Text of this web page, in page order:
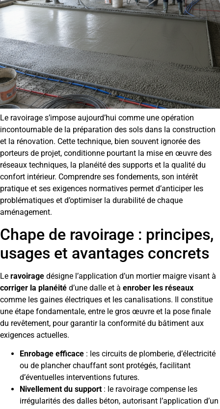
Le ravoirage s’impose aujourd’hui comme une opération
incontournable de la préparation des sols dans la construction
et la rénovation. Cette technique, bien souvent ignorée des
porteurs de projet, conditionne pourtant la mise en œuvre des
réseaux techniques, la planéité des supports et la qualité du
confort intérieur. Comprendre ses fondements, son intérêt
pratique et ses exigences normatives permet d’anticiper les
problématiques et d’optimiser la durabilité de chaque
aménagement.
Chape de ravoirage : principes,
usages et avantages concrets
Le ravoirage désigne l’application d’un mortier maigre visant à
corriger la planéité d’une dalle et à enrober les réseaux
comme les gaines électriques et les canalisations. Il constitue
une étape fondamentale, entre le gros œuvre et la pose finale
du revêtement, pour garantir la conformité du bâtiment aux
exigences actuelles.
Enrobage efficace : les circuits de plomberie, d’électricité
ou de plancher chauffant sont protégés, facilitant
d’éventuelles interventions futures.
Nivellement du support : le ravoirage compense les
irrégularités des dalles béton, autorisant l’application d’un